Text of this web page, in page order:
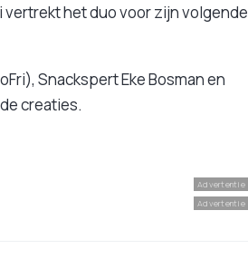
vertrekt het duo voor zijn volgende
Snackspert Eke Bosman en
creaties.
Advertentie
Advertentie